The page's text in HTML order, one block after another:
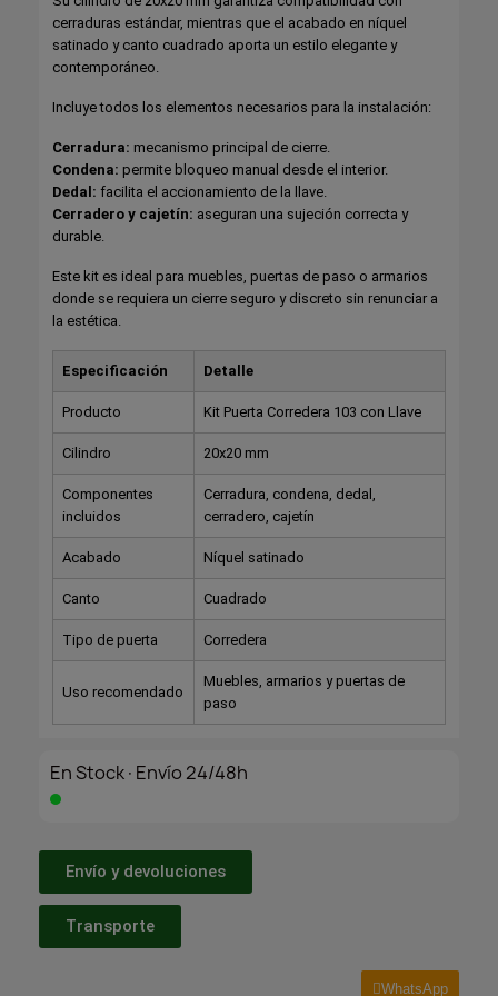
cerraduras estándar, mientras que el acabado en níquel
satinado y canto cuadrado aporta un estilo elegante y
contemporáneo.
Incluye todos los elementos necesarios para la instalación:
Cerradura: mecanismo principal de cierre.
Condena: permite bloqueo manual desde el interior.
Dedal: facilita el accionamiento de la llave.
Cerradero y cajetín: aseguran una sujeción correcta y
durable.
Este kit es ideal para muebles, puertas de paso o armarios
donde se requiera un cierre seguro y discreto sin renunciar a
la estética.
Especificación Detalle
Producto Kit Puerta Corredera 103 con Llave
Cilindro 20x20 mm
Componentes
incluidos
Cerradura, condena, dedal,
cerradero, cajetín
Acabado Níquel satinado
Canto Cuadrado
Tipo de puerta Corredera
Uso recomendado
Muebles, armarios y puertas de
paso
En Stock·Envío 24/48h
Envío y devoluciones
Transporte
WhatsApp